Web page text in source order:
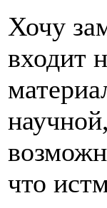
Хочу
входит
что